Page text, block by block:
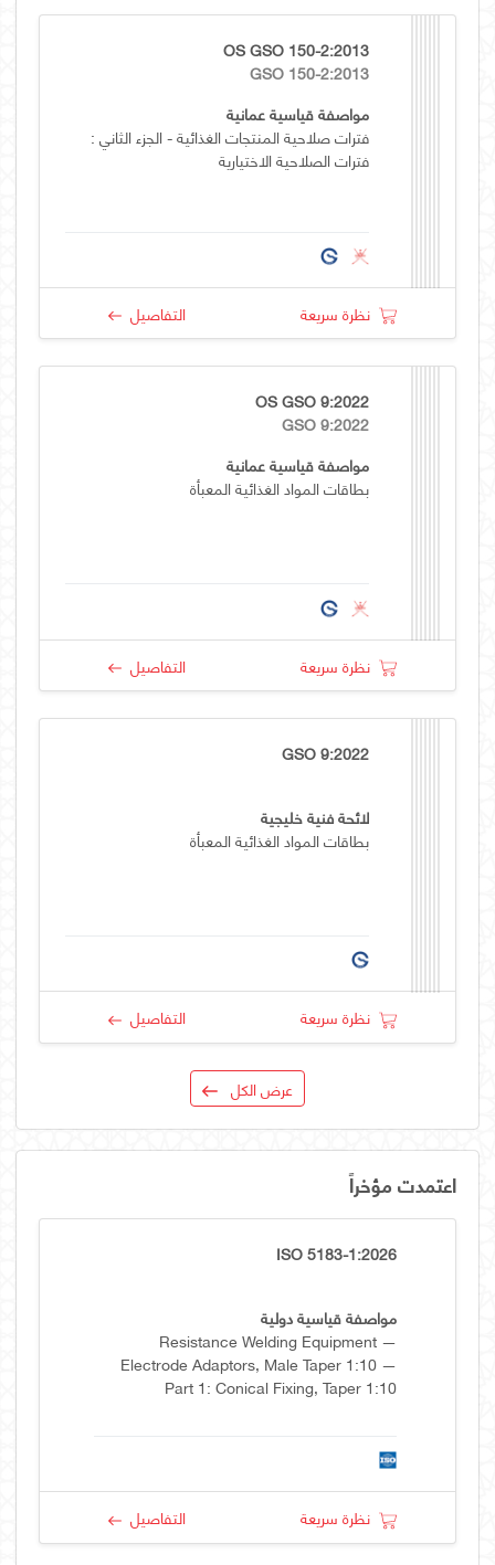
OS GSO 150-2:2013
GSO 150-2:2013
مواصفة قياسية عمانية
فترات صلاحية المنتجات الغذائية - الجزء الثاني :
فترات الصلاحية الاختيارية
نظرة سريعة التفاصيل
OS GSO 9:2022
GSO 9:2022
مواصفة قياسية عمانية
بطاقات المواد الغذائية المعبأة
نظرة سريعة التفاصيل
GSO 9:2022
لائحة فنية خليجية
بطاقات المواد الغذائية المعبأة
نظرة سريعة التفاصيل
عرض الكل
اعتمدت مؤخراً
ISO 5183-1:2026
مواصفة قياسية دولية
Resistance Welding Equipment —
Electrode Adaptors, Male Taper 1:10 —
Part 1: Conical Fixing, Taper 1:10
نظرة سريعة التفاصيل